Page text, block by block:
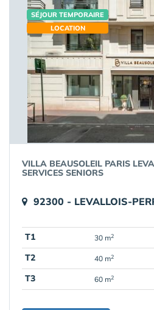
SÉJOUR TEMPORAIRE
LOCATION
VILLA BEAUSOLEIL PARIS
SERVICES SENIORS
92300 - LEVALLOIS-
T1 30 m2
T2
40 m2
T3
60 m2